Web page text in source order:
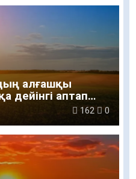
алғашқы
дейінгі аптап
162 0